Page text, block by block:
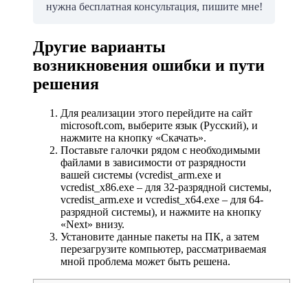
нужна бесплатная консультация, пишите мне!
Другие варианты
возникновения ошибки и пути
решения
Для реализации этого перейдите на сайт
microsoft.com, выберите язык (Русский), и
нажмите на кнопку «Скачать».
Поставьте галочки рядом с необходимыми
файлами в зависимости от разрядности
вашей системы (vcredist_arm.exe и
vcredist_x86.exe – для 32-разрядной системы,
vcredist_arm.exe и vcredist_x64.exe – для 64-
разрядной системы), и нажмите на кнопку
«Next» внизу.
Установите данные пакеты на ПК, а затем
перезагрузите компьютер, рассматриваемая
мной проблема может быть решена.